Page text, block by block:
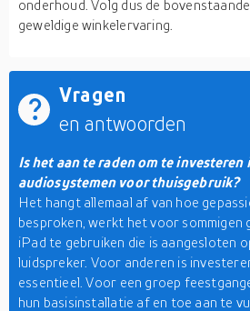
onderhoud. Volg dus de
geweldige winkelervaring.
Vragen
en antwoorden
Is het aan te raden om te investeren
audiosystemen voor thuisgebruik?
Het hangt allemaal af van hoe
besproken, werkt het voor sommigen
iPad te gebruiken die is aangesloten
luidspreker. Voor anderen is
essentieel. Voor een groep
hun basisinstallatie af en toe aan te